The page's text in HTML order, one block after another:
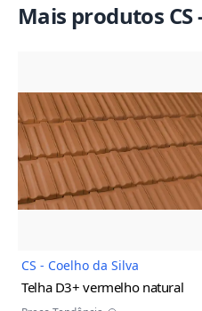
Mais produtos CS
Imagem
CS - Coelho da Silva
Telha D3+ vermelho natural